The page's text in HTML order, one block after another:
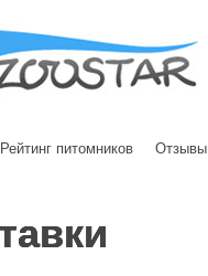
Рейтинг питомников Отзывы